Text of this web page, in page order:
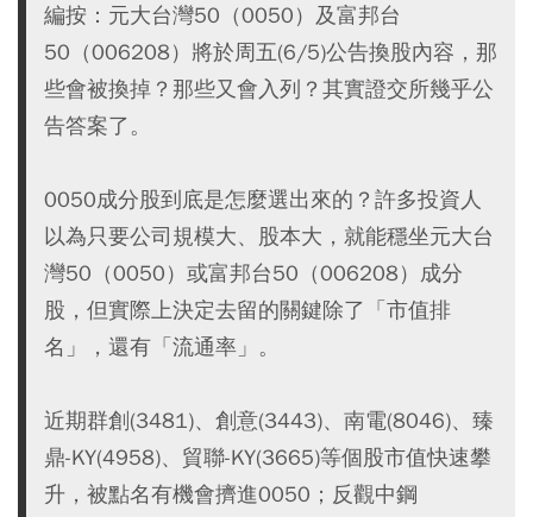
編按：元大台灣50（0050）及富邦台
50（006208）將於周五(6/5)公告換股內容，那
些會被換掉？那些又會入列？其實證交所幾乎公
告答案了。
0050成分股到底是怎麼選出來的？許多投資人
以為只要公司規模大、股本大，就能穩坐元大台
灣50（0050）或富邦台50（006208）成分
股，但實際上決定去留的關鍵除了「市值排
名」，還有「流通率」。
近期群創(3481)、創意(3443)、南電(8046)、臻
鼎-KY(4958)、貿聯-KY(3665)等個股市值快速攀
升，被點名有機會擠進0050；反觀中鋼